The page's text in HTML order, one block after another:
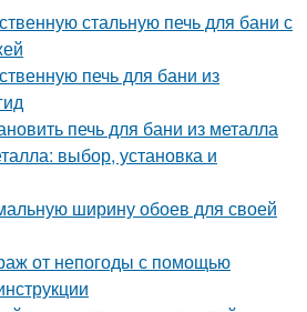
стальную печь для бани с
печь для бани из
печь для бани из металла
выбор, установка и
ширину обоев для своей
от непогоды с помощью